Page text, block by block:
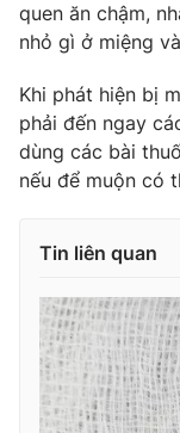
thuận bằng văn
thông tin từ website
quen ăn chậm,
nhỏ gì ở miệng
Khi phát hiện bị
phải đến ngay
dùng các bài
nếu để muộn có
Tin liên quan